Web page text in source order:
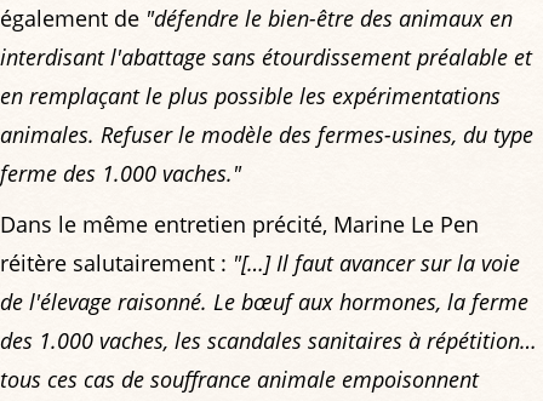
également de "défendre le bien-être des animaux en
interdisant l'abattage sans étourdissement préalable et
en remplaçant le plus possible les expérimentations
animales. Refuser le modèle des fermes-usines, du type
ferme des 1.000 vaches."
Dans le même entretien précité, Marine Le Pen
réitère salutairement : "[…] Il faut avancer sur la voie
de l'élevage raisonné. Le bœuf aux hormones, la ferme
des 1.000 vaches, les scandales sanitaires à répétition…
tous ces cas de souffrance animale empoisonnent